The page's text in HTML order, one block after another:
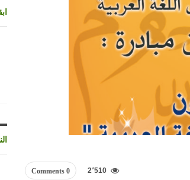
0 Comments 2٬510